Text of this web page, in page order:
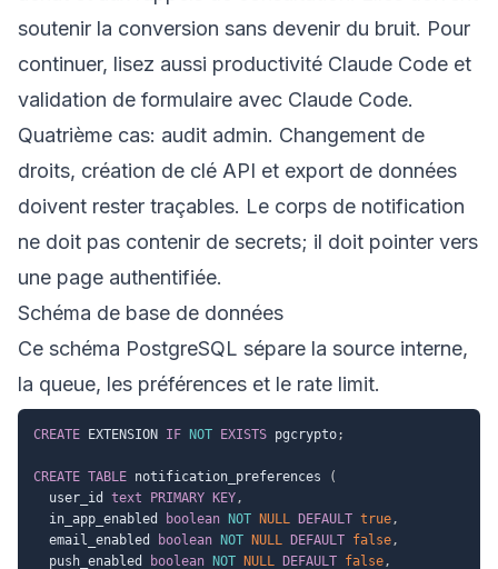
soutenir la conversion sans devenir du bruit. Pour
continuer, lisez aussi productivité Claude Code et
validation de formulaire avec Claude Code.
Quatrième cas: audit admin. Changement de
droits, création de clé API et export de données
doivent rester traçables. Le corps de notification
ne doit pas contenir de secrets; il doit pointer vers
une page authentifiée.
Schéma de base de données
Ce schéma PostgreSQL sépare la source interne,
la queue, les préférences et le rate limit.
CREATE EXTENSION IF NOT EXISTS pgcrypto;
CREATE TABLE notification_preferences
(
  user_id
text PRIMARY KEY,
  in_app_enabled
boolean NOT NULL DEFAULT true,
  email_enabled
boolean NOT NULL DEFAULT false,
  push_enabled
boolean NOT NULL DEFAULT false,